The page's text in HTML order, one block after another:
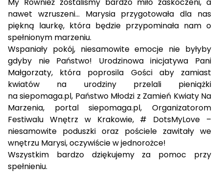
My Rownież zostaliśmy bardzo miło zaskoczeni, a
nawet wzruszeni... Marysia przygotowała dla nas
piękną laurkę, która będzie przypominała nam o
spełnionym marzeniu.
Wspaniały pokój, niesamowite emocje nie byłyby
gdyby nie Państwo! Urodzinowa inicjatywa Pani
Małgorzaty, która poprosila Gości aby zamiast
kwiatów na urodziny przelali pieniążki
nasiepomaga.pl, Państwo Młodzi z Zamień Kwiaty Na
Marzenia, portalsiepomaga.pl, Organizatorom
Festiwalu Wnętrz w Krakowie, # DotsMyLove –
niesamowite poduszki oraz pościele zawitały we
wnętrzu Marysi, oczywiście w jednorożce!
Wszystkim bardzo dziękujemy za pomoc przy
spełnieniu.